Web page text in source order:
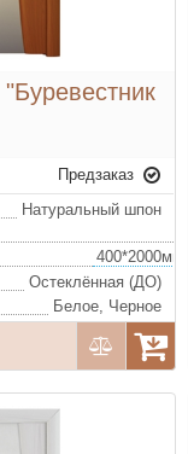
Предзаказ
Натуральный шпон
Остеклённая (ДО)
Белое, Черное